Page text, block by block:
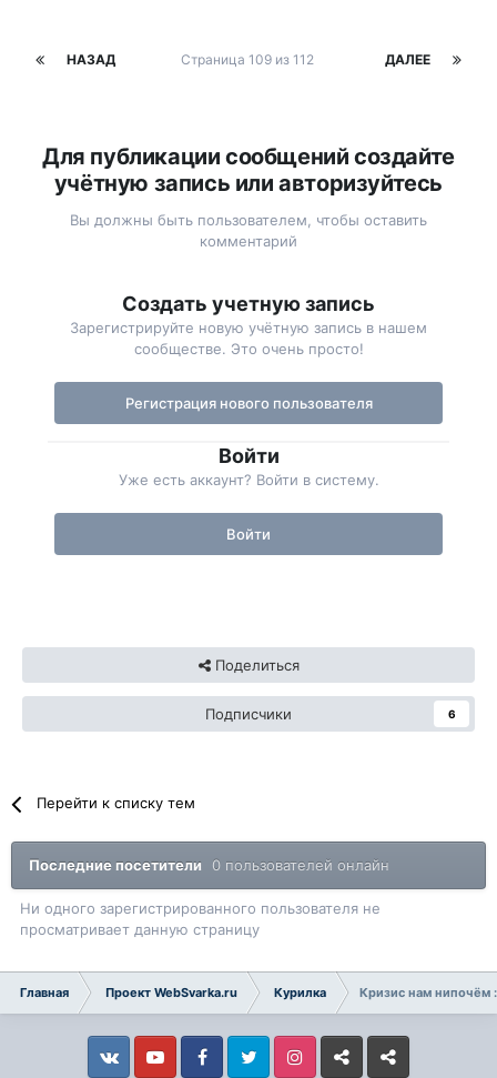
НАЗАД ДАЛЕЕ
Страница 109 из 112
Для публикации сообщений создайте
учётную запись или авторизуйтесь
Вы должны быть пользователем, чтобы оставить
комментарий
Создать учетную запись
Зарегистрируйте новую учётную запись в нашем
сообществе. Это очень просто!
Регистрация нового пользователя
Войти
Уже есть аккаунт? Войти в систему.
Войти
Поделиться
Подписчики 6
Перейти к списку тем
Последние посетители 0 пользователей онлайн
Ни одного зарегистрированного пользователя не
просматривает данную страницу
Главная Проект WebSvarka.ru Курилка Кризис нам нипочём